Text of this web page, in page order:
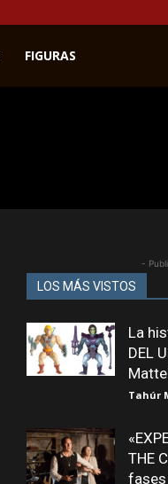
FIGURAS
-
LOS MÁS VISTOS
La
DEL
Tahúr
THE
fases